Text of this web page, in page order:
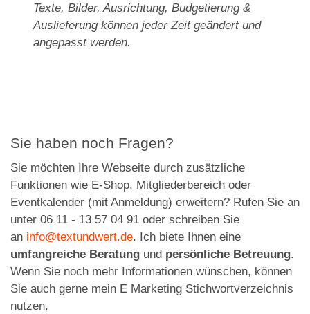
Texte, Bilder, Ausrichtung, Budgetierung &
Auslieferung können jeder Zeit geändert und
angepasst werden.
Sie haben noch Fragen?
Sie möchten Ihre Webseite durch zusätzliche
Funktionen wie E-Shop, Mitgliederbereich oder
Eventkalender (mit Anmeldung) erweitern? Rufen Sie an
unter 06 11 - 13 57 04 91 oder schreiben Sie
an info@textundwert.de. Ich biete Ihnen eine
umfangreiche Beratung und persönliche Betreuung.
Wenn Sie noch mehr Informationen wünschen, können
Sie auch gerne mein E Marketing Stichwortverzeichnis
nutzen.